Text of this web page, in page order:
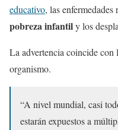
educativo, las enfermedades
pobreza infantily los
La advertencia coincide con
organismo.
“A nivel mundial, casi
estarán expuestos a